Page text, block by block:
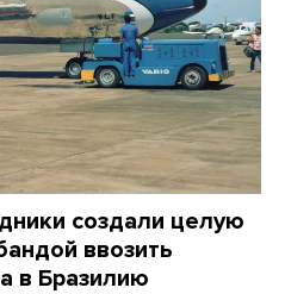
создали целую
ввозить
в Бразилию